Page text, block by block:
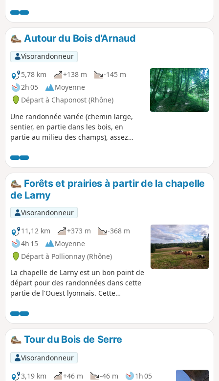
Ce circuit se trouve également tout près
des communes voisines : Tassin,
Craponne, Saint-Genis-les-Ollières,et
Charbonnières-les-Bains. Vous
découvrirez le calme de la forêt avec
des arbres remarquables, la quiétude
de petits ruisseaux et des vues
imprenables sur Lyon. En prime, et
suivant les conditions, vue sur les Alpes
et le Mont Blanc.
Autour du Bois d'Arnaud
Visorandonneur
5,78 km
+138 m
-145 m
2h 05
Moyenne
Départ à Chaponost (Rhône)
Une randonnée variée (chemin large,
sentier, en partie dans les bois, en
partie au milieu des champs), assez
Forêts et prairies à partir de la chapelle
de Larny
Visorandonneur
11,12 km
+373 m
-368 m
4h 15
Moyenne
Départ à Pollionnay (Rhône)
La chapelle de Larny est un bon point de
départ pour des randonnées dans cette
partie de l'Ouest lyonnais. Cette
paysages vallonnés des prés au pied
des Monts du Lyonnais puis de
parcourir les forêts qui recouvrent ces
monts. Parcours varié, en très grande
partie ombragé et le plus souvent sur
des sentiers et chemins non
goudronnés.
Tour du Bois de Serre
Visorandonneur
3,19 km
+46 m -46 m
1h 05